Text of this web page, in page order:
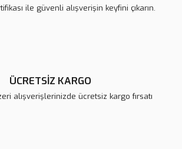
ile güvenli alışverişin keyfini çıkarın.
ÜCRETSİZ KARGO
alışverişlerinizde ücretsiz kargo fırsatı